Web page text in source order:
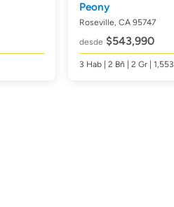
Peony
Roseville, CA 95747
desde $543,990
3 Hab| 2 Bñ | 2 Gr | 1,553